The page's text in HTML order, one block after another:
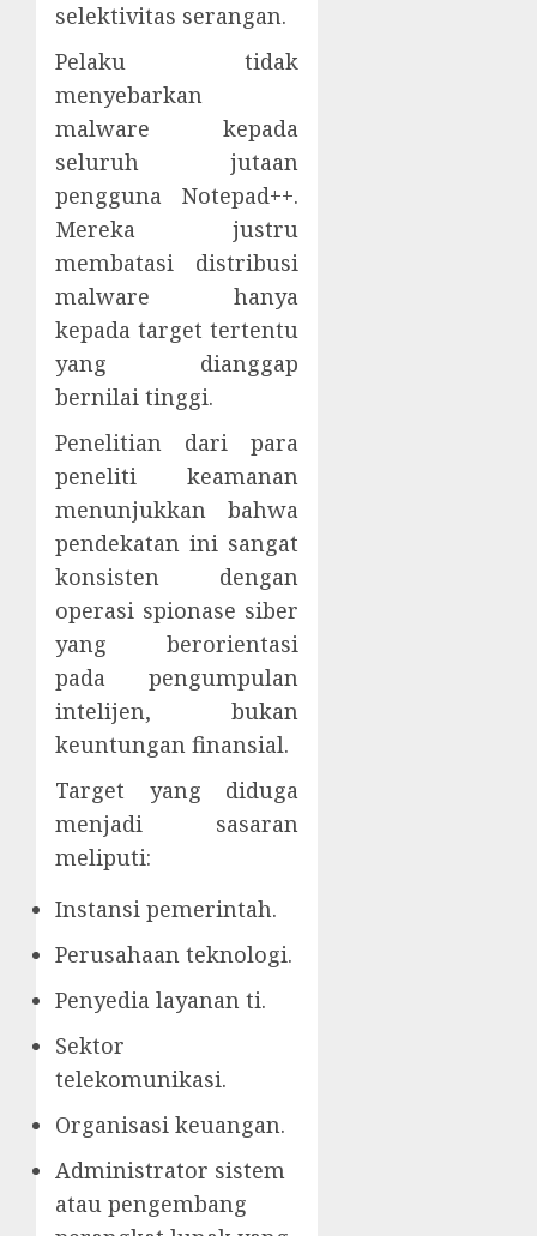
selektivitas serangan.
Pelaku tidak
menyebarkan
malware kepada
seluruh jutaan
pengguna Notepad++.
Mereka justru
membatasi distribusi
malware hanya
kepada target tertentu
yang dianggap
bernilai tinggi.
Penelitian dari para
peneliti keamanan
menunjukkan bahwa
pendekatan ini sangat
konsisten dengan
operasi spionase siber
yang berorientasi
pada pengumpulan
intelijen, bukan
keuntungan finansial.
Target yang diduga
menjadi sasaran
meliputi:
Instansi pemerintah.
Perusahaan teknologi.
Penyedia layanan ti.
Sektor
telekomunikasi.
Organisasi keuangan.
Administrator sistem
atau pengembang